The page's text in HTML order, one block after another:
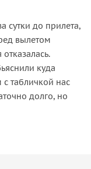
сутки до прилета,
вылетом
куда
табличкой нас
долго, но